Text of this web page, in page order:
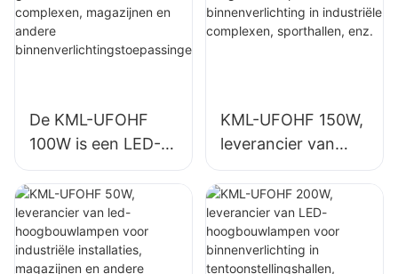
De KML-UFOHF
100W is een LED-
hoogbouwlamp,
geschikt voor
industriële
complexen,
magazijnen en
KML-UFOHF 150W,
leverancier van
LED-
hoogbouwlampen
voor
binnenverlichting in
industriële